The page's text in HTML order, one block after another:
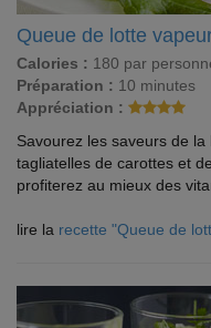
Queue de lotte
Calories : 180 par
Préparation : 10 minutes
Appréciation :
Savourez les saveurs de
tagliatelles de carottes et
profiterez au mieux des
lire la recette "Queue de